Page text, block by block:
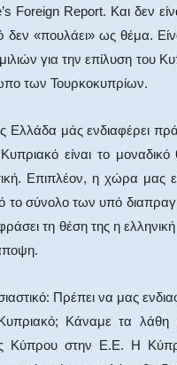
Report. Και δεν
«πουλάει» ως θέμα.
για την επίλυση του
των Τουρκοκυπρίων.
μάς ενδιαφέρει
είναι το
Επιπλέον, η χώρα μας
το σύνολο των υπό
τη θέση της η ελληνική
Πρέπει να μας
Κυπριακό; Κάναμε τα
στην Ε.Ε. Η